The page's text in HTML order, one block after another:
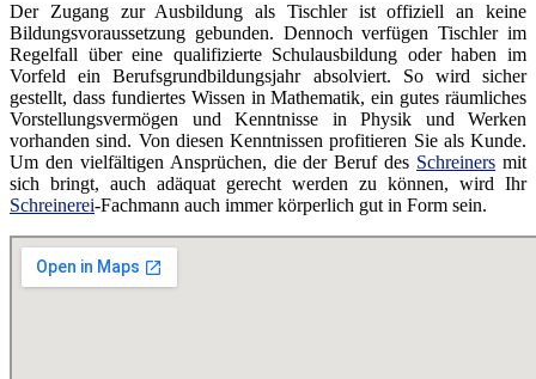
Der Zugang zur Ausbildung als Tischler ist offiziell an keine
Bildungsvoraussetzung gebunden. Dennoch verfügen Tischler im
Regelfall über eine qualifizierte Schulausbildung oder haben im
Vorfeld ein Berufsgrundbildungsjahr absolviert. So wird sicher
gestellt, dass fundiertes Wissen in Mathematik, ein gutes räumliches
Vorstellungsvermögen und Kenntnisse in Physik und Werken
vorhanden sind. Von diesen Kenntnissen profitieren Sie als Kunde.
Um den vielfältigen Ansprüchen, die der Beruf des Schreiners mit
sich bringt, auch adäquat gerecht werden zu können, wird Ihr
Schreinerei-Fachmann auch immer körperlich gut in Form sein.